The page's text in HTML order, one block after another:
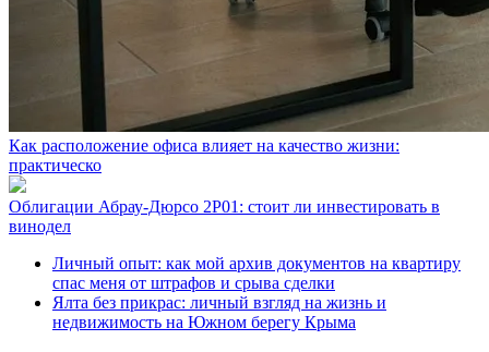
Как расположение офиса влияет на качество жизни:
практическо
Облигации Абрау-Дюрсо 2Р01: стоит ли инвестировать в
винодел
Личный опыт: как мой архив документов на квартиру
спас меня от штрафов и срыва сделки
Ялта без прикрас: личный взгляд на жизнь и
недвижимость на Южном берегу Крыма